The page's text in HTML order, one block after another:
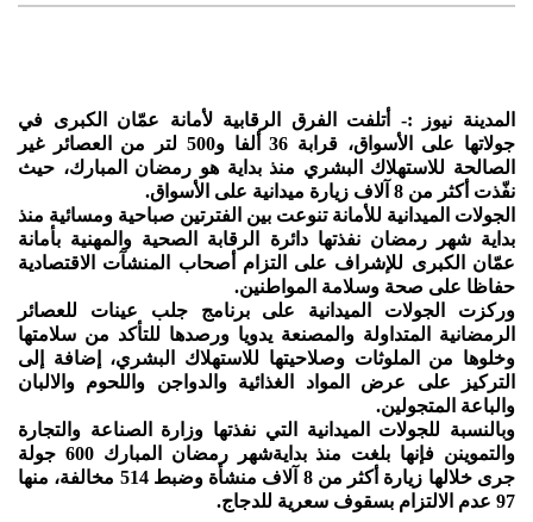
المدينة نيوز :- أتلفت الفرق الرقابية لأمانة عمّان الكبرى في
جولاتها على الأسواق، قرابة 36 ألفا و500 لتر من العصائر غير
الصالحة للاستهلاك البشري منذ بداية هو رمضان المبارك، حيث
نفّذت أكثر من 8 آلاف زيارة ميدانية على الأسواق.
الجولات الميدانية للأمانة تنوعت بين الفترتين صباحية ومسائية منذ
بداية شهر رمضان نفذتها دائرة الرقابة الصحية والمهنية بأمانة
عمّان الكبرى للإشراف على التزام أصحاب المنشآت الاقتصادية
حفاظا على صحة وسلامة المواطنين.
وركزت الجولات الميدانية على برنامج جلب عينات للعصائر
الرمضانية المتداولة والمصنعة يدويا ورصدها للتأكد من سلامتها
وخلوها من الملوثات وصلاحيتها للاستهلاك البشري، إضافة إلى
التركيز على عرض المواد الغذائية والدواجن واللحوم والالبان
والباعة المتجولين.
وبالنسبة للجولات الميدانية التي نفذتها وزارة الصناعة والتجارة
والتموينن فإنها بلغت منذ بدايةشهر رمضان المبارك 600 جولة
جرى خلالها زيارة أكثر من 8 آلاف منشأة وضبط 514 مخالفة، منها
97 عدم الالتزام بسقوف سعرية للدجاج.